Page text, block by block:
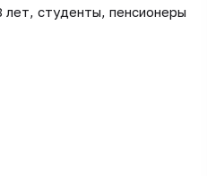
лет, студенты, пенсионеры